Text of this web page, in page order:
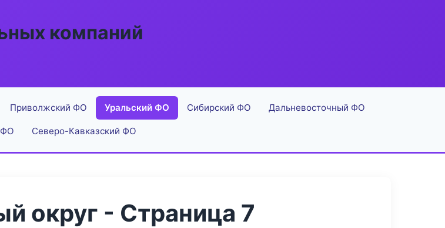
компаний
Приволжский ФО Уральский ФО Сибирский ФО Дальневосточный ФО
Северо-Кавказский ФО
округ - Страница 7